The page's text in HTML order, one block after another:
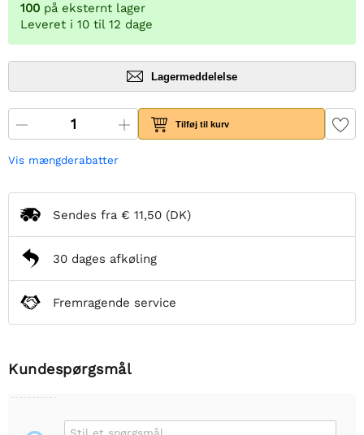
100 på eksternt lager
Leveret i 10 til 12 dage
Lagermeddelelse
Tilføj til kurv
Vis mængderabatter
Sendes fra € 11,50 (DK)
30 dages afkøling
Fremragende service
Kundespørgsmål